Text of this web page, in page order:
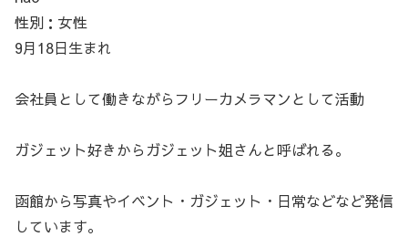
性別：女性
9月18日生まれ
会社員として働きながらフリーカメラマンとして活動
ガジェット好きからガジェット姐さんと呼ばれる。
函館から写真やイベント・ガジェット・日常などなど発信
しています。